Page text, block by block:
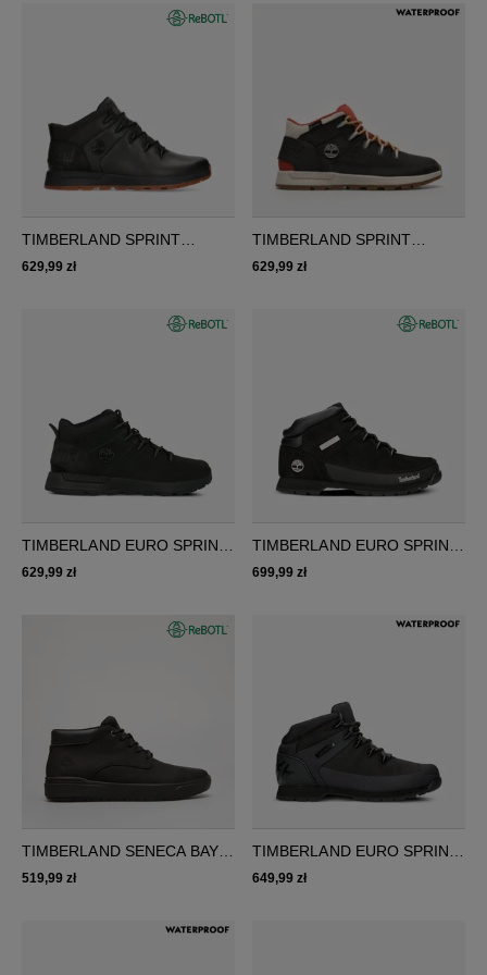
TIMBERLAND SPRINT
TREKKER MID
629,99 zł
TIMBERLAND SPRINT
TREKKER MID FAB WP
629,99 zł
TIMBERLAND EURO SPRINT
TREKKER
629,99 zł
TIMBERLAND EURO SPRINT
HIKER
699,99 zł
TIMBERLAND SENECA BAY
LTHR CHUKKA
519,99 zł
TIMBERLAND EURO SPRINT
FABRIC WP
649,99 zł